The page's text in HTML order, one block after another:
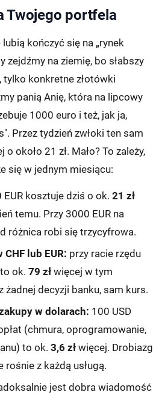
Twojego portfela
kończyć się na „rynek
zejdźmy na ziemię, bo słabszy
tylko konkretne złotówki
panią Anię, która na lipcowy
1000 euro i też, jak ja,
Przez tydzień zwłoki ten sam
około 21 zł. Mało? To zależy,
się w jednym miesiącu:
EUR kosztuje dziś o ok.21 zł
temu. Przy 3000 EUR na
różnica robi się trzycyfrowa.
lub EUR: przy racie rzędu
ok.79 zł więcej w tym
żadnej decyzji banku, sam kurs.
w dolarach: 100 USD
(chmura, oprogramowanie,
to ok.3,6 zł więcej. Drobiazg
rośnie z każdą usługą.
jest dobra wiadomość